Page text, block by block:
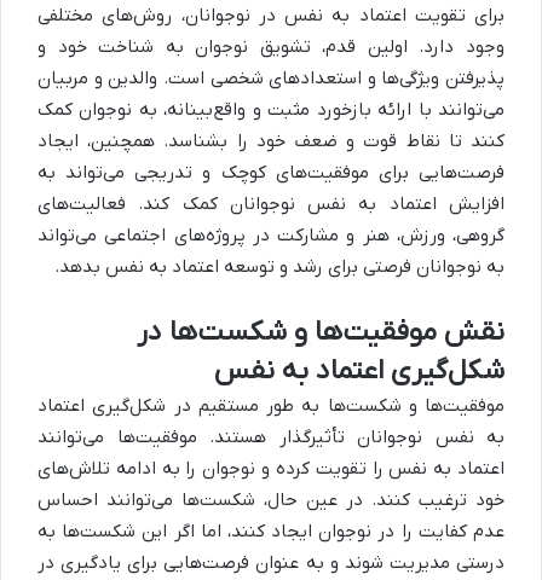
برای تقویت اعتماد به نفس در نوجوانان، روش‌های مختلفی
وجود دارد. اولین قدم، تشویق نوجوان به شناخت خود و
پذیرفتن ویژگی‌ها و استعدادهای شخصی است. والدین و مربیان
می‌توانند با ارائه بازخورد مثبت و واقع‌بینانه، به نوجوان کمک
کنند تا نقاط قوت و ضعف خود را بشناسد. همچنین، ایجاد
فرصت‌هایی برای موفقیت‌های کوچک و تدریجی می‌تواند به
افزایش اعتماد به نفس نوجوانان کمک کند. فعالیت‌های
گروهی، ورزش، هنر و مشارکت در پروژه‌های اجتماعی می‌تواند
به نوجوانان فرصتی برای رشد و توسعه اعتماد به نفس بدهد.
نقش موفقیت‌ها و شکست‌ها در
شکل‌گیری اعتماد به نفس
موفقیت‌ها و شکست‌ها به طور مستقیم در شکل‌گیری اعتماد
به نفس نوجوانان تأثیرگذار هستند. موفقیت‌ها می‌توانند
اعتماد به نفس را تقویت کرده و نوجوان را به ادامه تلاش‌های
خود ترغیب کنند. در عین حال، شکست‌ها می‌توانند احساس
عدم کفایت را در نوجوان ایجاد کنند، اما اگر این شکست‌ها به
درستی مدیریت شوند و به عنوان فرصت‌هایی برای یادگیری در